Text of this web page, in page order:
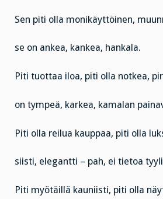
Sen piti olla monikäyttöinen,
se on ankea, kankea, hankala.
Piti tuottaa iloa, piti olla notkea,
on tympeä, karkea, kamalan
Piti olla reilua kauppaa, piti olla
siisti, elegantti – pah, ei tietoa
Piti myötäillä kauniisti, piti olla